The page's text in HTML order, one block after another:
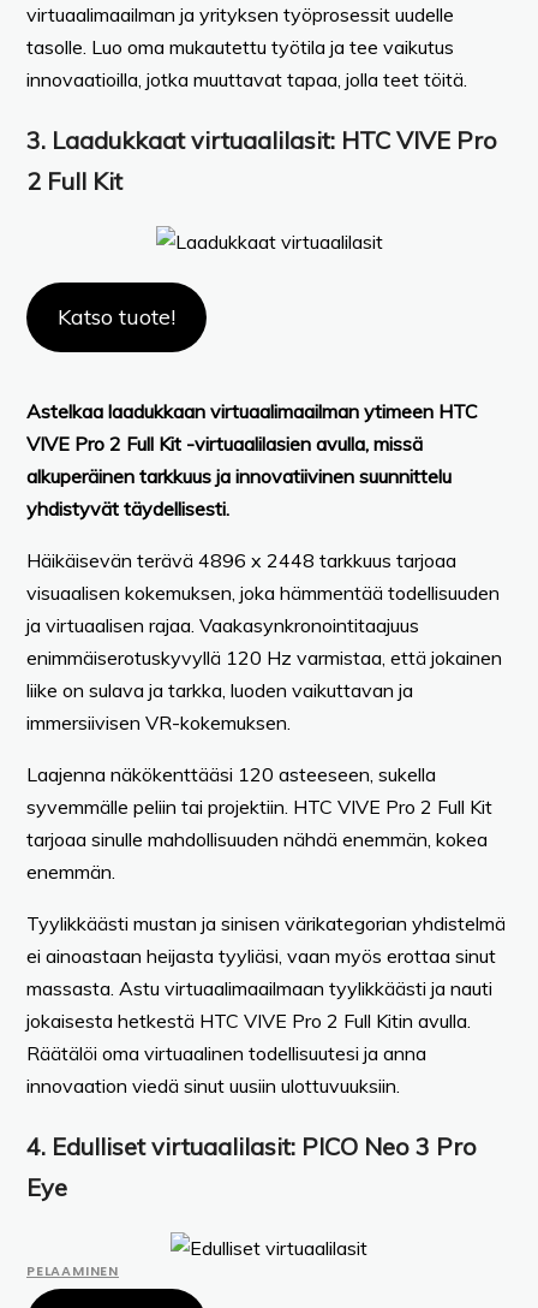
PELAAMINEN
virtuaalimaailman ja yrityksen työprosessit uudelle
tasolle. Luo oma mukautettu työtila ja tee vaikutus
innovaatioilla, jotka muuttavat tapaa, jolla teet töitä.
3. Laadukkaat virtuaalilasit: HTC VIVE Pro
2 Full Kit
Katso tuote!
Astelkaa laadukkaan virtuaalimaailman ytimeen HTC
VIVE Pro 2 Full Kit -virtuaalilasien avulla, missä
alkuperäinen tarkkuus ja innovatiivinen suunnittelu
yhdistyvät täydellisesti.
Häikäisevän terävä 4896 x 2448 tarkkuus tarjoaa
visuaalisen kokemuksen, joka hämmentää todellisuuden
ja virtuaalisen rajaa. Vaakasynkronointitaajuus
enimmäiserotuskyvyllä 120 Hz varmistaa, että jokainen
liike on sulava ja tarkka, luoden vaikuttavan ja
immersiivisen VR-kokemuksen.
Laajenna näkökenttääsi 120 asteeseen, sukella
syvemmälle peliin tai projektiin. HTC VIVE Pro 2 Full Kit
tarjoaa sinulle mahdollisuuden nähdä enemmän, kokea
enemmän.
Tyylikkäästi mustan ja sinisen värikategorian yhdistelmä
ei ainoastaan heijasta tyyliäsi, vaan myös erottaa sinut
massasta. Astu virtuaalimaailmaan tyylikkäästi ja nauti
jokaisesta hetkestä HTC VIVE Pro 2 Full Kitin avulla.
Räätälöi oma virtuaalinen todellisuutesi ja anna
innovaation viedä sinut uusiin ulottuvuuksiin.
4. Edulliset virtuaalilasit: PICO Neo 3 Pro
Eye